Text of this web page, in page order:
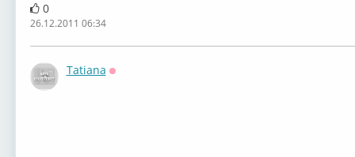
0
26.12.2011 06:34
Tatiana